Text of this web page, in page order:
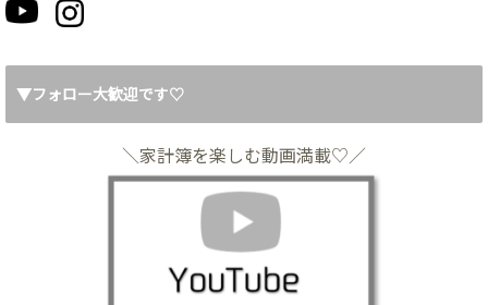
▼フォロー大歓迎です♡
＼家計簿を楽しむ動画満載♡／